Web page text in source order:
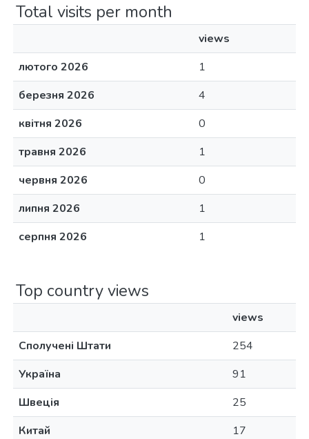
Total visits per month
views
лютого 2026
1
березня 2026
4
квітня 2026
0
травня 2026
1
червня 2026
0
липня 2026
1
серпня 2026
1
Top country views
views
Сполучені Штати
254
Україна
91
Швеція
25
Китай
17